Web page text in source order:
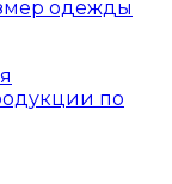
одежды
по